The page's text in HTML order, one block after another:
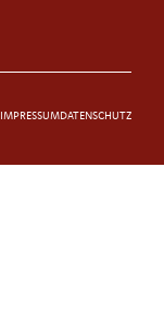
IMPRESSUMDATENSCHUTZ